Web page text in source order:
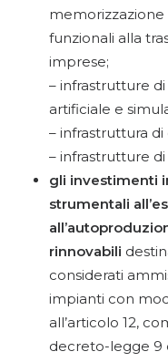
memorizzazione
funzionali alla
imprese;
– infrastrutture
artificiale e
– infrastruttura
– infrastrutture
gli investimenti
strumentali
rinnovabili
considerati
impianti con
all’articolo 12,
decreto-legge 9